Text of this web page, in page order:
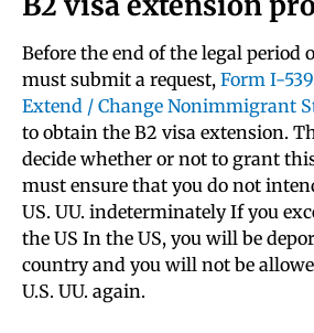
Before the end of the legal period
must submit a request, Form I-
Extend / Change Nonimmigrant
to obtain the B2 visa extension.
decide whether or not to grant
must ensure that you do not
US. UU. indeterminately If you
the US In the US, you will be
country and you will not be
U.S. UU. again.